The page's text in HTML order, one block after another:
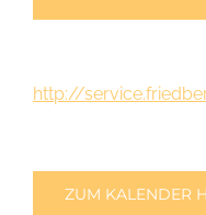
http://
ZUM KALENDER